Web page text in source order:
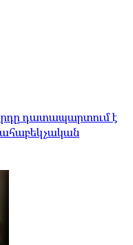
դատապարտում է